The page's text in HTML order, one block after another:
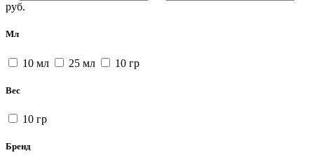
руб.
Мл
10 мл 25 мл 10 гр
Вес
10 гр
Бренд